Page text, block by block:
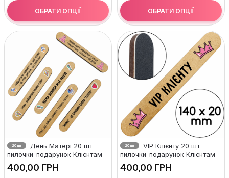
ОБРАТИ ОПЦІЇ ОБРАТИ ОПЦІЇ
20 шт
День Матері 20 шт
пилочки-подарунок Клієнтам
ГРН
20 шт
VIP Клієнту 20 шт
пилочки-подарунок Клієнтам
ГРН